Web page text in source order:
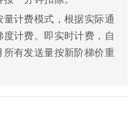
计费模式，根据实际通
计费。即实时计费，自
有发送量按新阶梯价重